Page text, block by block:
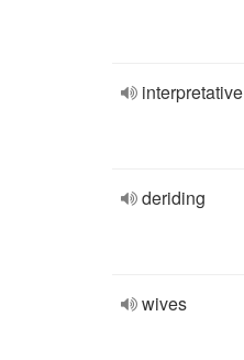
interpretative
deriding
wives